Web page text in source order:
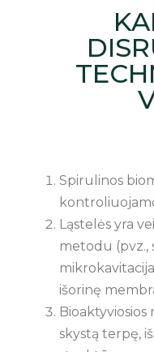
Spirulinos
Ląstelės yra
metodu (pvz.,
išorinę
Bioaktyviosios
skystą terpę,